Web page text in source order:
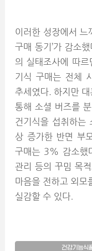
이러한 성장에서 느
구매 동기’가 감소
의 실태조사에 따
기식 구매는 전체
추세였다. 하지만
통해 소셜 버즈를
건기식을 섭취하
상 증가한 반면 부
구매는 3% 감소했
관리 등의 꾸밈 목
마음을 전하고 외모
실감할 수 있다.